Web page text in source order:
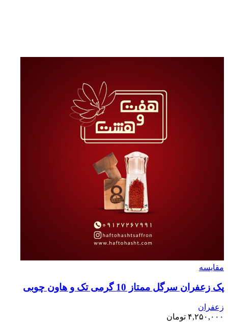
مقايسه
پک زعفران سرگل ممتاز 10 گرمی تک و هاون چوبی
زعفران
۴,۲۵۰,۰۰۰ تومان